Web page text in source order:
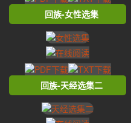
回族-女性选集
回族-天经选集二